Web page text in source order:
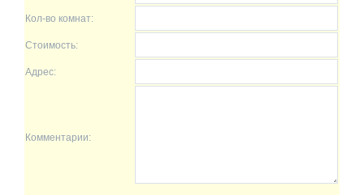
Кол-во комнат:
Стоимость:
Адрес:
Комментарии: